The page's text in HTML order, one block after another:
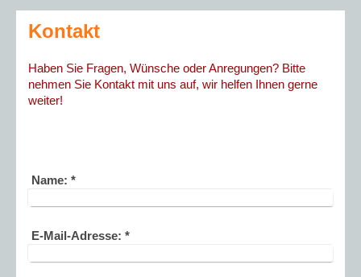
Kontakt
Haben Sie Fragen, Wünsche oder Anregungen? Bitte
nehmen Sie Kontakt mit uns auf, wir helfen Ihnen gerne
weiter!
Name: *
E-Mail-Adresse: *